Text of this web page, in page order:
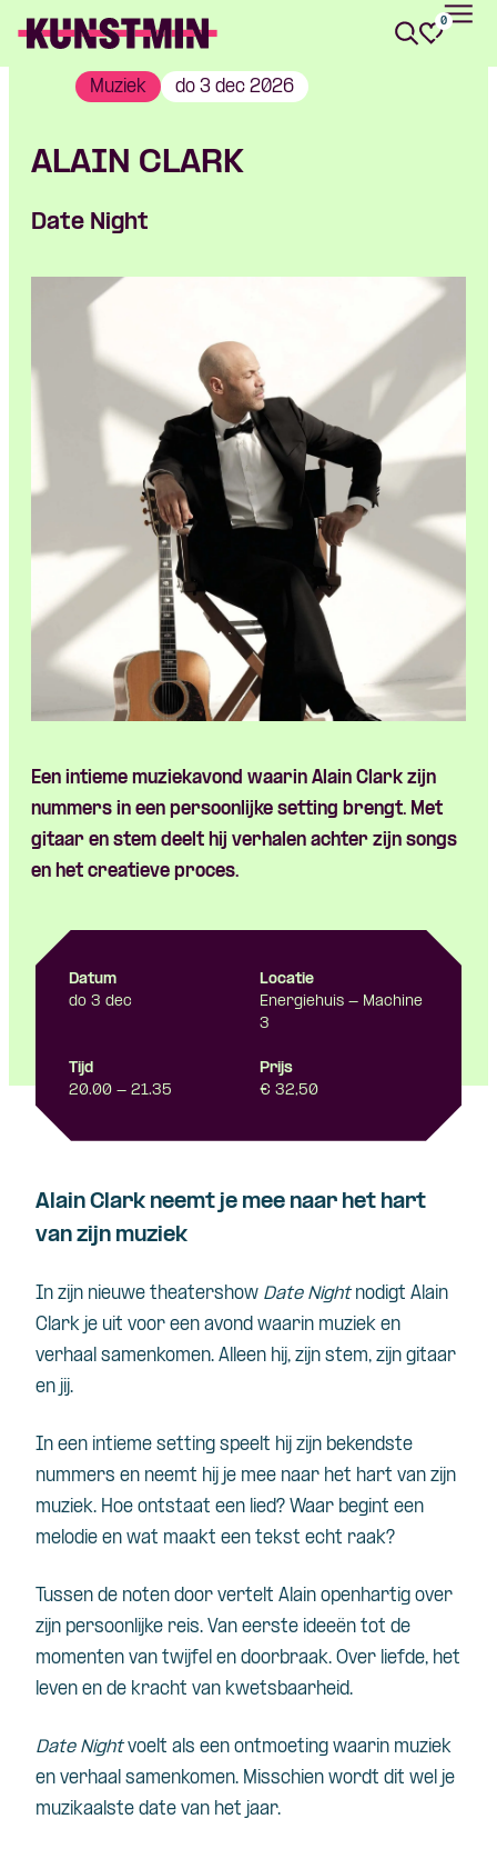
Skip navigatie
0
Muziek do 3 dec 2026
ALAIN CLARK
Date Night
Een intieme muziekavond waarin Alain Clark zijn
nummers in een persoonlijke setting brengt. Met
gitaar en stem deelt hij verhalen achter zijn songs
en het creatieve proces.
Datum
do 3 dec
Locatie
Energiehuis - Machine
3
Tijd
20.00 - 21.35
Prijs
€ 32,50
Alain Clark neemt je mee naar het hart
van zijn muziek
In zijn nieuwe theatershow Date Nightnodigt Alain
Clark je uit voor een avond waarin muziek en
verhaal samenkomen. Alleen hij, zijn stem, zijn gitaar
en jij.
In een intieme setting speelt hij zijn bekendste
nummers en neemt hij je mee naar het hart van zijn
muziek. Hoe ontstaat een lied? Waar begint een
melodie en wat maakt een tekst echt raak?
Tussen de noten door vertelt Alain openhartig over
zijn persoonlijke reis. Van eerste ideeën tot de
momenten van twijfel en doorbraak. Over liefde, het
leven en de kracht van kwetsbaarheid.
Date Nightvoelt als een ontmoeting waarin muziek
en verhaal samenkomen. Misschien wordt dit wel je
muzikaalste date van het jaar.